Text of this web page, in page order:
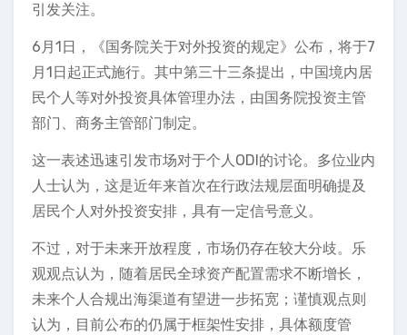
引发关注。
6月1日，《国务院关于对外投资的规定》公布，将于7
月1日起正式施行。其中第三十三条提出，中国境内居
民个人等对外投资具体管理办法，由国务院投资主管
部门、商务主管部门制定。
这一表述迅速引发市场对于个人ODI的讨论。多位业内
人士认为，这是近年来首次在行政法规层面明确提及
居民个人对外投资安排，具有一定信号意义。
不过，对于未来开放程度，市场仍存在较大分歧。乐
观观点认为，随着居民全球资产配置需求不断增长，
未来个人合规出海渠道有望进一步拓宽；谨慎观点则
认为，目前公布的仍属于框架性安排，具体额度管